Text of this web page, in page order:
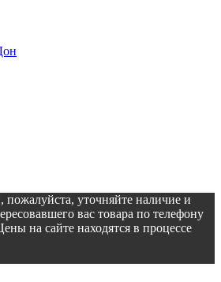
уточняйте наличие и
вас товара по телефону
на сайте находятся в процессе